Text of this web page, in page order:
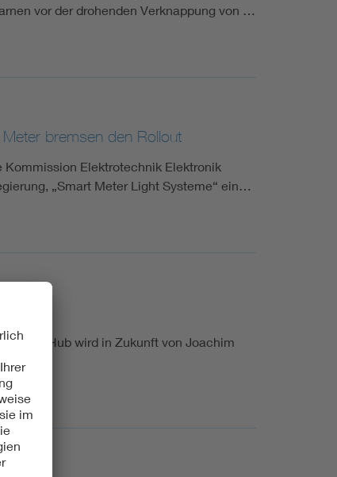
vor der drohenden Verknappung von …
bremsen den Rollout
Kommission Elektrotechnik Elektronik
„Smart Meter Light Systeme“ ein…
Hub
Hub wird in Zukunft von Joachim